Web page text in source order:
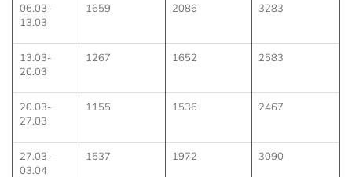
06.03-
13.03
1659 2086 3283
13.03-
20.03
1267 1652 2583
20.03-
27.03
1155 1536 2467
27.03-
03.04
1537 1972 3090